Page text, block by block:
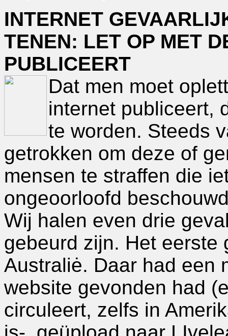
INTERNET
TENEN: LET OP MET
PUBLICEERT
Dat men moet
internet publiceert,
te worden. Steeds
getrokken om deze of
mensen te straffen die
ongeoorloofd
Wij halen even drie
gebeurd zijn. Het eerste
Australiė. Daar had een
website gevonden had
circuleert, zelfs in